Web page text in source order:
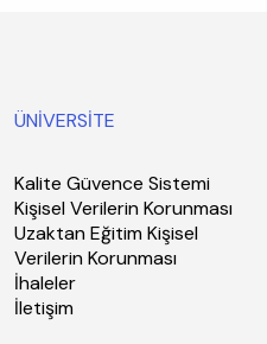
ÜNİVERSİTE
Kalite Güvence Sistemi
Kişisel Verilerin Korunması
Uzaktan Eğitim Kişisel
Verilerin Korunması
İhaleler
İletişim